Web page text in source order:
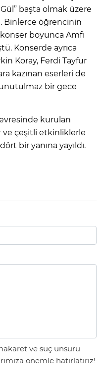
başta olmak üzere
Binlerce öğrencinin
konser boyunca Amfi
Konserde ayrıca
Koray, Ferdi Tayfur
kazınan eserleri de
unutulmaz bir gece
kurulan
ve çeşitli etkinliklerle
bir yanına yayıldı.
ve suç unsuru
önemle hatırlatırız!